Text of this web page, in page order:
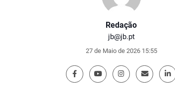
Redação
jb@jb.pt
27 de Maio de 2026 15:55